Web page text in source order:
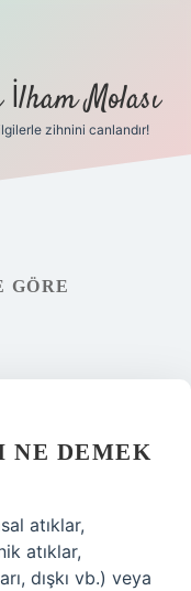
İlham Molası
zihnini canlandır!
GÖRE
NE DEMEK
atıklar,
atıklar,
dışkı vb.) veya